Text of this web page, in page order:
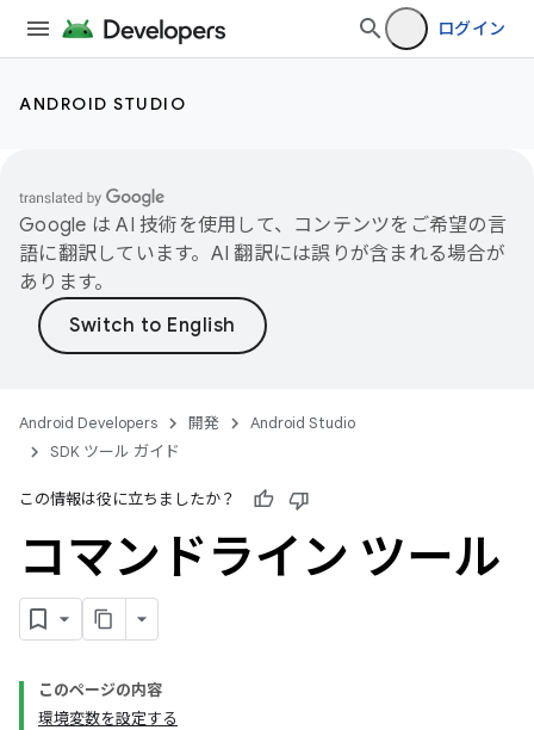
ログイン
ANDROID STUDIO
Google は AI 技術を使用して、コンテンツをご希望の言
語に翻訳しています。AI 翻訳には誤りが含まれる場合が
あります。
Android Developers 開発
Android Studio
SDK ツール ガイド
この情報は役に立ちましたか？
コマンドライン ツール
このページの内容
環境変数を設定する